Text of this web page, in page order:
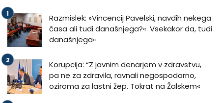
Razmislek: »Vincencij Pavelski, navdih nekega
časa ali tudi današnjega?«. Vsekakor da, tudi
današnjega«
Korupcija: “Z javnim denarjem v zdravstvu,
pa ne za zdravila, ravnali negospodarno,
oziroma za lastni žep. Tokrat na Žalskem«